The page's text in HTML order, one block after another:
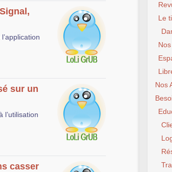
sur un
l’utilisation
casser
Le
Nos